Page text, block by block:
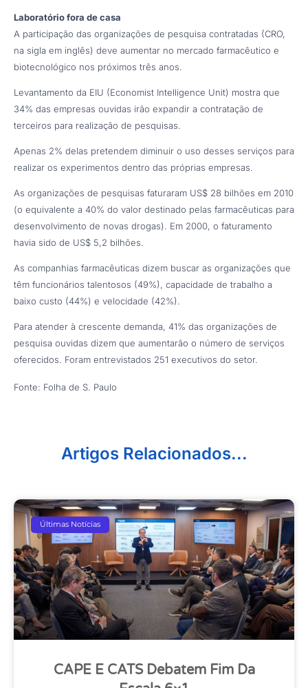
Laboratório fora de casa
A participação das organizações de pesquisa contratadas (CRO,
na sigla em inglês) deve aumentar no mercado farmacêutico e
biotecnológico nos próximos três anos.
Levantamento da EIU (Economist Intelligence Unit) mostra que
34% das empresas ouvidas irão expandir a contratação de
terceiros para realização de pesquisas.
Apenas 2% delas pretendem diminuir o uso desses serviços para
realizar os experimentos dentro das próprias empresas.
As organizações de pesquisas faturaram US$ 28 bilhões em 2010
(o equivalente a 40% do valor destinado pelas farmacêuticas para
desenvolvimento de novas drogas). Em 2000, o faturamento
havia sido de US$ 5,2 bilhões.
As companhias farmacêuticas dizem buscar as organizações que
têm funcionários talentosos (49%), capacidade de trabalho a
baixo custo (44%) e velocidade (42%).
Para atender à crescente demanda, 41% das organizações de
pesquisa ouvidas dizem que aumentarão o número de serviços
oferecidos. Foram entrevistados 251 executivos do setor.
Fonte: Folha de S. Paulo
Artigos Relacionados...
Últimas Notícias
CAPE E CATS Debatem Fim Da